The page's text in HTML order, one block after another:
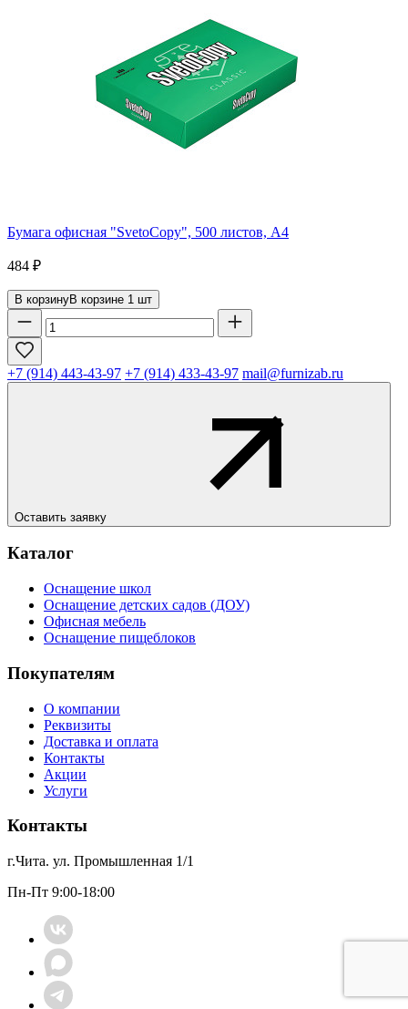
Бумага офисная "SvetoCopy", 500 листов, А4
484 ₽
В корзинуВ корзине 1 шт
+7 (914) 443-43-97 +7 (914) 433-43-97 mail@furnizab.ru
Оставить заявку
Каталог
Оснащение школ
Оснащение детских садов (ДОУ)
Офисная мебель
Оснащение пищеблоков
Покупателям
О компании
Реквизиты
Доставка и оплата
Контакты
Акции
Услуги
Контакты
г.Чита. ул. Промышленная 1/1
Пн-Пт 9:00-18:00